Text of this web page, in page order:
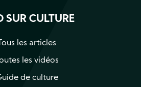
SUR CULTURE
Tous les articles
les vidéos
de culture